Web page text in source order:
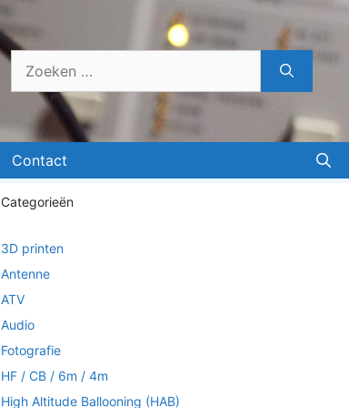
Zoek
naar:
Contact
Categorieën
3D printen
Antenne
ATV
Audio
Fotografie
HF / CB / 6m / 4m
High Altitude Ballooning (HAB)